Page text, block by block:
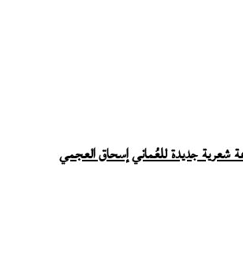
شعرية جديدة للعُماني إسحاق العجمي